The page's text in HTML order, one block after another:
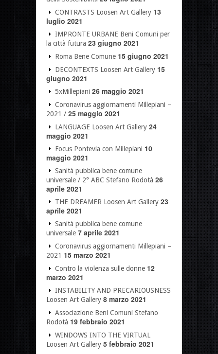
CONTRASTS Loosen Art Gallery 13
luglio 2021
IMPRONTE URBANE Beni Comuni per
la città futura 23 giugno 2021
Roma Bene Comune 15 giugno 2021
DECONTEXTS Loosen Art Gallery 15
giugno 2021
5xMillepiani 26 maggio 2021
Coronavirus aggiornamenti Millepiani –
2021 / 25 maggio 2021
LANGUAGE Loosen Art Gallery 24
maggio 2021
Focus Pontevia con Millepiani 10
maggio 2021
Sanità pubblica bene comune
universale / 2° ABC Stefano Rodotà 26
aprile 2021
THE DREAMER Loosen Art Gallery 23
aprile 2021
Sanità pubblica bene comune
universale 7 aprile 2021
Coronavirus aggiornamenti Millepiani –
2021 15 marzo 2021
Contro la violenza sulle donne 12
marzo 2021
INSTABILITY AND PRECARIOUSNESS
Loosen Art Gallery 8 marzo 2021
Associazione Beni Comuni Stefano
Rodotà 19 febbraio 2021
WINDOWS INTO THE VIRTUAL
Loosen Art Gallery 5 febbraio 2021